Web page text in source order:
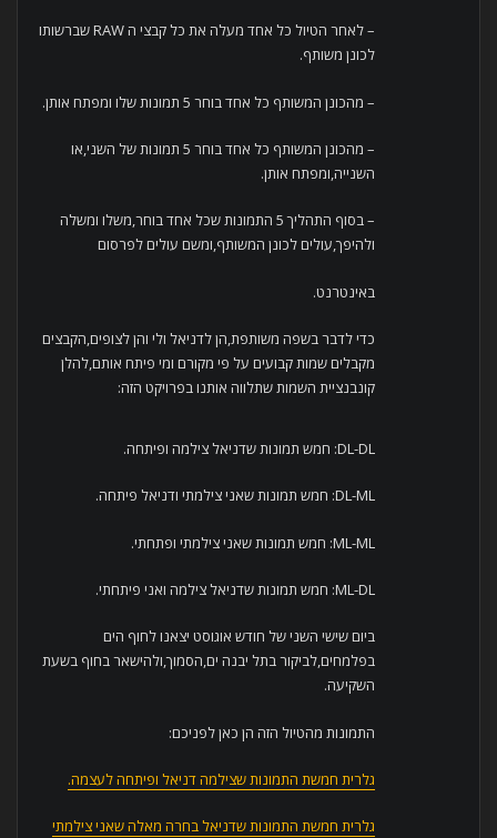
– לאחר הטיול כל אחד מעלה את כל קבצי ה RAW שברשותו
לכונן משותף.
– מהכונן המשותף כל אחד בוחר 5 תמונות שלו ומפתח אותן.
– מהכונן המשותף כל אחד בוחר 5 תמונות של השני,או
השנייה,ומפתח אותן.
– בסוף התהליך 5 התמונות שכל אחד בוחר,משלו ומשלה
ולהיפך,עולים לכונן המשותף,ומשם עולים לפרסום
באינטרנט.
כדי לדבר בשפה משותפת,הן לדניאל ולי והן לצופים,הקבצים
מקבלים שמות קבועים על פי מקורם ומי פיתח אותם,להלן
קונבנציית השמות שתלווה אותנו בפרויקט הזה:
DL-DL: חמש תמונות שדניאל צילמה ופיתחה.
DL-ML: חמש תמונות שאני צילמתי ודניאל פיתחה.
ML-ML: חמש תמונות שאני צילמתי ופתחתי.
ML-DL: חמש תמונות שדניאל צילמה ואני פיתחתי.
ביום שישי השני של חודש אוגוסט יצאנו לחוף הים
בפלמחים,לביקור בתל יבנה ים,הסמוך,ולהישאר בחוף בשעת
השקיעה.
התמונות מהטיול הזה הן כאן לפניכם:
גלרית חמשת התמונות שצילמה דניאל ופיתחה לעצמה.
גלרית חמשת התמונות שדניאל בחרה מאלה שאני צילמתי